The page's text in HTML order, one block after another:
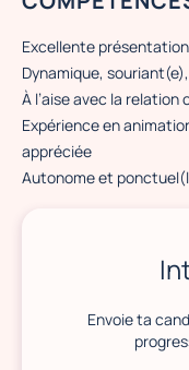
Excellente
Dynamique,
À l’aise avec la relation
Expérience en
appréciée
Autonome et
Envoie ta